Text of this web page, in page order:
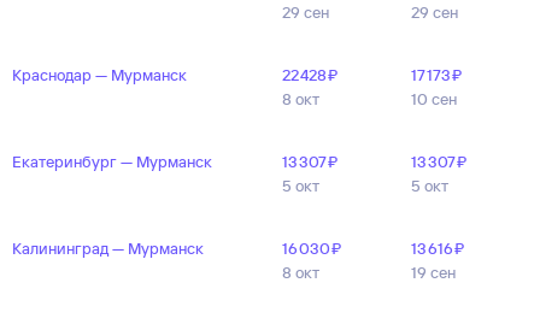
29 сен
29 сен
Краснодар — Мурманск
22 ⁠428 ⁠₽
8 окт
17 ⁠173 ⁠₽
10 сен
Екатеринбург — Мурманск
13 ⁠307 ⁠₽
5 окт
13 ⁠307 ⁠₽
5 окт
Калининград — Мурманск
16 ⁠030 ⁠₽
8 окт
13 ⁠616 ⁠₽
19 сен